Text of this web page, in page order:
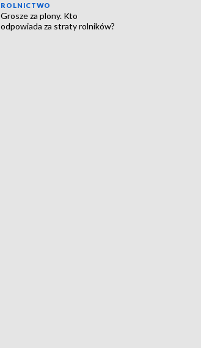
ROLNICTWO
Grosze za plony. Kto
odpowiada za straty rolników?